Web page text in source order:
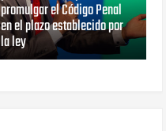
promulgar el Código Penal
en el plazo establecido por
la ley